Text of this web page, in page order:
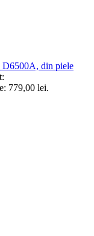
D6500A, din piele
779,00 lei.